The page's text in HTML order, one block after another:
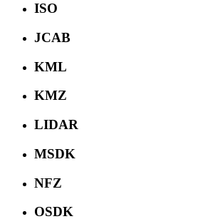
ISO
JCAB
KML
KMZ
LIDAR
MSDK
NFZ
OSDK